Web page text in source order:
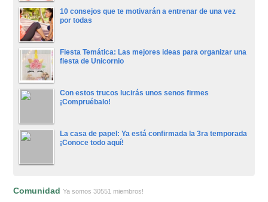
10 consejos que te motivarán a entrenar de una vez
por todas
Fiesta Temática: Las mejores ideas para organizar una
fiesta de Unicornio
Con estos trucos lucirás unos senos firmes
¡Compruébalo!
La casa de papel: Ya está confirmada la 3ra temporada
¡Conoce todo aquí!
ComunidadYa somos 30551 miembros!